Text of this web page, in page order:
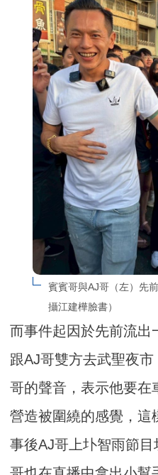
賓賓哥與AJ哥（左）先
攝江建樺臉書）
而事件起因於先前流出
跟AJ哥雙方去武聖夜
哥的聲音，表示他要在
營造被圍繞的感覺，這
事後AJ哥上圤智雨節